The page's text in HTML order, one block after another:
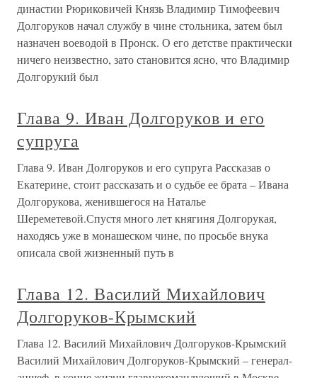
династии Рюриковичей Князь Владимир Тимофеевич
Долгоруков начал службу в чине стольника, затем был
назначен воеводой в Пронск. О его детстве практически
ничего неизвестно, зато становится ясно, что Владимир
Долгорукий был
Глава 9. Иван Долгоруков и его
супруга
Глава 9. Иван Долгоруков и его супруга Рассказав о
Екатерине, стоит рассказать и о судьбе ее брата – Ивана
Долгорукова, женившегося на Наталье
Шереметевой.Спустя много лет княгиня Долгорукая,
находясь уже в монашеском чине, по просьбе внука
описала свой жизненный путь в
Глава 12. Василий Михайлович
Долгоруков-Крымский
Глава 12. Василий Михайлович Долгоруков-Крымский
Василий Михайлович Долгоруков-Крымский – генерал-